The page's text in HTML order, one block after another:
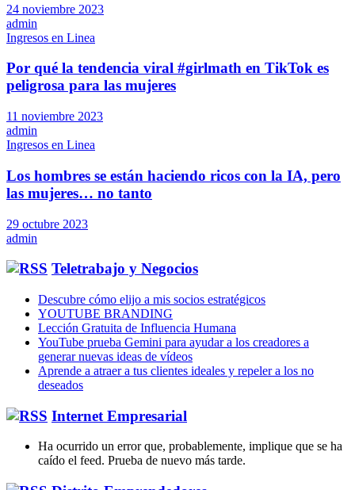
24 noviembre 2023
admin
Ingresos en Linea
Por qué la tendencia viral #girlmath en TikTok es
peligrosa para las mujeres
11 noviembre 2023
admin
Ingresos en Linea
Los hombres se están haciendo ricos con la IA, pero
las mujeres… no tanto
29 octubre 2023
admin
Teletrabajo y Negocios
Descubre cómo elijo a mis socios estratégicos
YOUTUBE BRANDING
Lección Gratuita de Influencia Humana
YouTube prueba Gemini para ayudar a los creadores a
generar nuevas ideas de vídeos
Aprende a atraer a tus clientes ideales y repeler a los no
deseados
Internet Empresarial
Ha ocurrido un error que, probablemente, implique que se ha
caído el feed. Prueba de nuevo más tarde.